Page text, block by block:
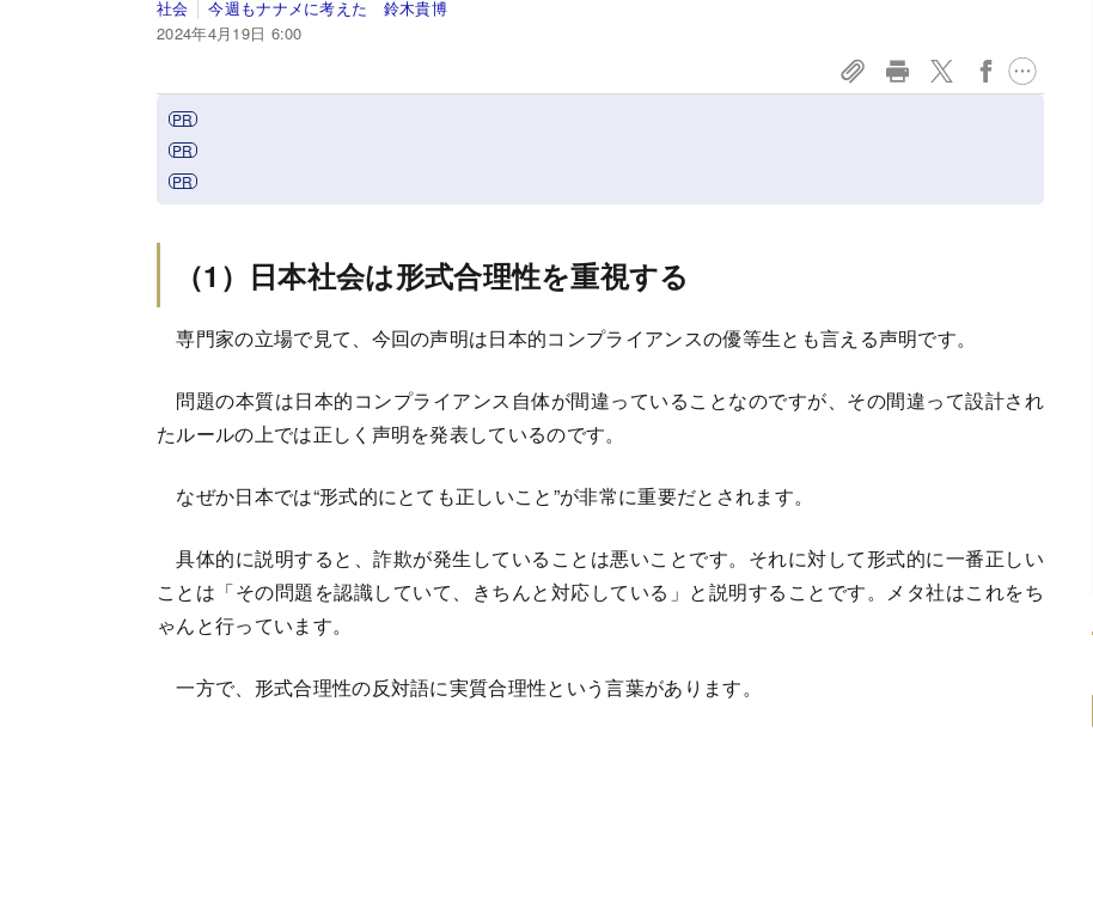
社会
今週もナナメに考えた 鈴木貴博
2024年4月19日 6:00
（1）日本社会は形式合理性を重視する
専門家の立場で見て、今回の声明は日本的コンプライアンスの優等生とも言える声明です。
問題の本質は日本的コンプライアンス自体が間違っていることなのですが、その間違って設計され
たルールの上では正しく声明を発表しているのです。
なぜか日本では“形式的にとても正しいこと”が非常に重要だとされます。
具体的に説明すると、詐欺が発生していることは悪いことです。それに対して形式的に一番正しい
ことは「その問題を認識していて、きちんと対応している」と説明することです。メタ社はこれをち
ゃんと行っています。
一方で、形式合理性の反対語に実質合理性という言葉があります。